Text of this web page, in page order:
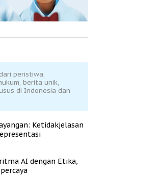
peristiwa,
berita unik,
di Indonesia dan
Ketidakjelasan
AI dengan Etika,